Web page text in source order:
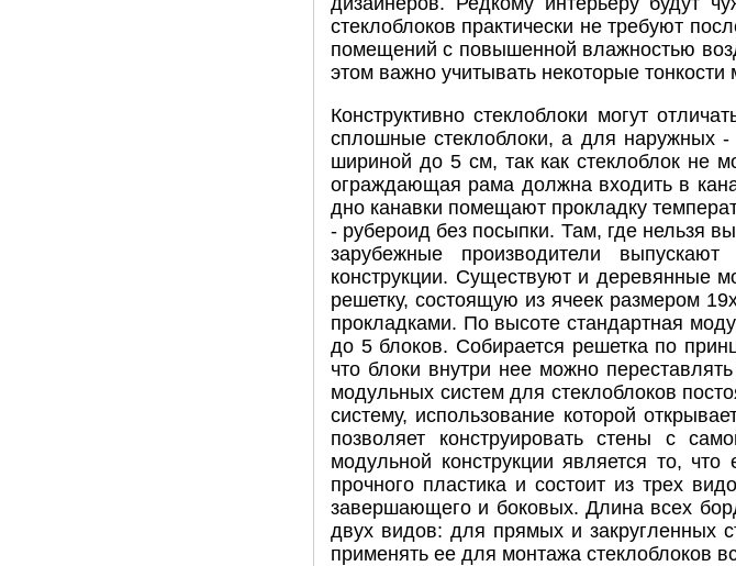
стеклоблоков практически не требуют
помещений с повышенной влажностью
этом важно учитывать некоторые
Конструктивно стеклоблоки могут
сплошные стеклоблоки, а для наружных -
шириной до 5 см, так как стеклоблок не
ограждающая рама должна входить в
дно канавки помещают прокладку
- рубероид без посыпки. Там, где нельзя
зарубежные производители
конструкции. Существуют и деревянные
решетку, состоящую из ячеек размером
прокладками. По высоте стандартная
до 5 блоков. Собирается решетка по
что блоки внутри нее можно
модульных систем для стеклоблоков
систему, использование которой
позволяет конструировать стены с
модульной конструкции является то,
прочного пластика и состоит из трех
завершающего и боковых. Длина всех
двух видов: для прямых и закругленных
применять ее для монтажа стеклоблоков